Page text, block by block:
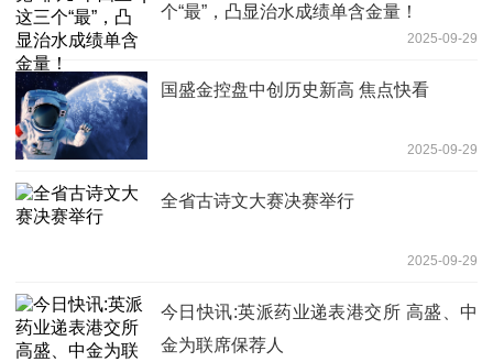
个“最”，凸显治水成绩单含金量！
2025-09-29
国盛金控盘中创历史新高 焦点快看
2025-09-29
全省古诗文大赛决赛举行
2025-09-29
今日快讯:英派药业递表港交所 高盛、中
金为联席保荐人